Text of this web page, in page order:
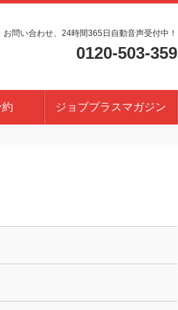
お問い合わせ、24時間365日自動音声受付中！
0120-503-359
ジョブプラスマガジン